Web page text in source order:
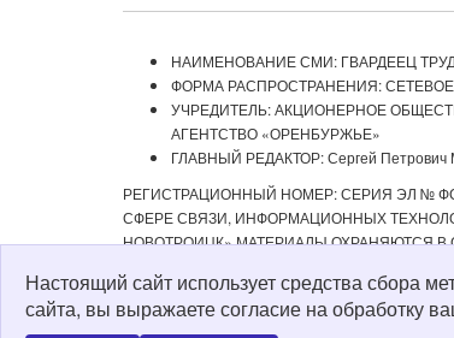
НАИМЕНОВАНИЕ СМИ: ГВАРДЕЕЦ
ФОРМА РАСПРОСТРАНЕНИЯ:
УЧРЕДИТЕЛЬ: АКЦИОНЕРНОЕ
АГЕНТСТВО «ОРЕНБУРЖЬЕ»
ГЛАВНЫЙ РЕДАКТОР: Сергей Петрович
РЕГИСТРАЦИОННЫЙ НОМЕР: СЕРИЯ ЭЛ №
СФЕРЕ СВЯЗИ, ИНФОРМАЦИОННЫХ
НОВОТРОИЦК» МАТЕРИАЛЫ ОХРАНЯЮТСЯ
ИЗДАНИИ «ГВАРДЕЕЦ ТРУДА.
Политика о персональных данных
Настоящий сайт использует средства сбора
сайта, вы выражаете согласие на обработку